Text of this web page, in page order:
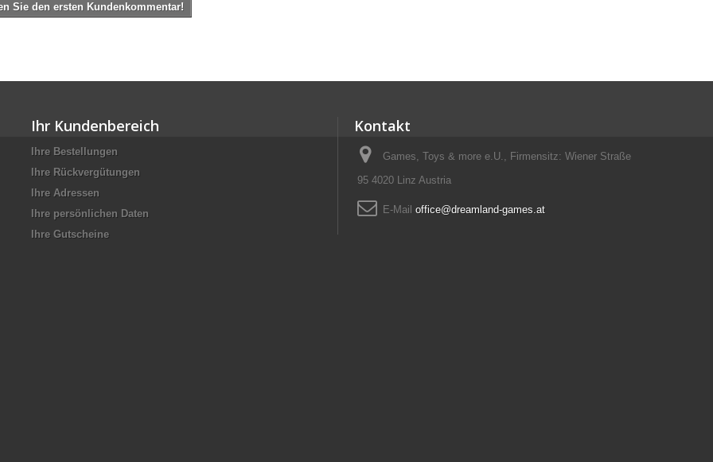
Sie den ersten Kundenkommentar!
Ihr Kundenbereich
Ihre Bestellungen
Ihre Rückvergütungen
Ihre Adressen
Ihre persönlichen Daten
Ihre Gutscheine
Kontakt
Games, Toys & more e.U., Firmensitz: Wiener Straße
95 4020 Linz Austria
E-Mail office@dreamland-games.at